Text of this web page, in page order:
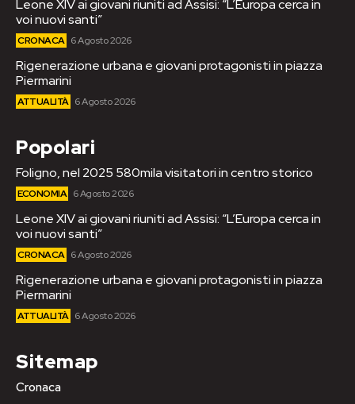
Leone XIV ai giovani riuniti ad Assisi: “L’Europa cerca in
voi nuovi santi”
CRONACA 6 Agosto 2026
Rigenerazione urbana e giovani protagonisti in piazza
Piermarini
ATTUALITÀ 6 Agosto 2026
Popolari
Foligno, nel 2025 580mila visitatori in centro storico
ECONOMIA 6 Agosto 2026
Leone XIV ai giovani riuniti ad Assisi: “L’Europa cerca in
voi nuovi santi”
CRONACA 6 Agosto 2026
Rigenerazione urbana e giovani protagonisti in piazza
Piermarini
ATTUALITÀ 6 Agosto 2026
Sitemap
Cronaca